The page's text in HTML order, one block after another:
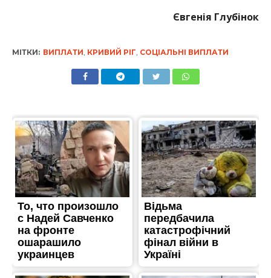
Євгенія Глубінок
МІТКИ: ВИПЛАТИ, КРИВИЙ РІГ, СОЦІАЛЬНІ ВИПЛАТИ